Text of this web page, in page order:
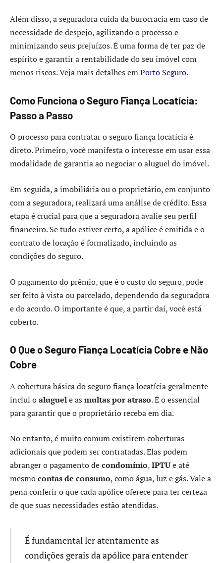
Além disso, a seguradora cuida da burocracia em caso de
necessidade de despejo, agilizando o processo e
minimizando seus prejuízos. É uma forma de ter paz de
espírito e garantir a rentabilidade do seu imóvel com
menos riscos. Veja mais detalhes emPorto Seguro.
Como Funciona o Seguro Fiança Locatícia:
Passo a Passo
O processo para contratar o seguro fiança locatícia é
direto. Primeiro, você manifesta o interesse em usar essa
modalidade de garantia ao negociar o aluguel do imóvel.
Em seguida, a imobiliária ou o proprietário, em conjunto
com a seguradora, realizará uma análise de crédito. Essa
etapa é crucial para que a seguradora avalie seu perfil
financeiro. Se tudo estiver certo, a apólice é emitida e o
contrato de locação é formalizado, incluindo as
condições do seguro.
O pagamento do prêmio, que é o custo do seguro, pode
ser feito à vista ou parcelado, dependendo da seguradora
e do acordo. O importante é que, a partir daí, você está
coberto.
O Que o Seguro Fiança Locatícia Cobre e Não
Cobre
A cobertura básica do seguro fiança locatícia geralmente
inclui oaluguele as multas por atraso. É o essencial
para garantir que o proprietário receba em dia.
No entanto, é muito comum existirem coberturas
adicionais que podem ser contratadas. Elas podem
abranger o pagamento decondomínio,IPTUe até
mesmocontas de consumo, como água, luz e gás. Vale a
pena conferir o que cada apólice oferece para ter certeza
de que suas necessidades estão atendidas.
É fundamental ler atentamente as
condições gerais da apólice para entender